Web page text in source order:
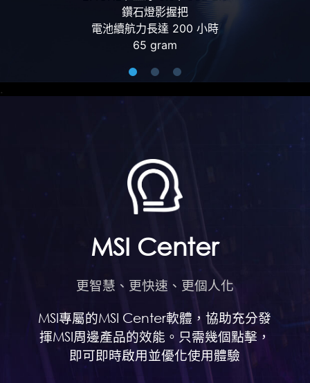
鑽石燈影握把
電池續航力長達 80 小時
98 gram
.
MSI Center
更智慧、更快速、更個人化
MSI專屬的MSI Center軟體，協助充分發
揮MSI周邊產品的效能。只需幾個點擊，
即可即時啟用並優化使用體驗